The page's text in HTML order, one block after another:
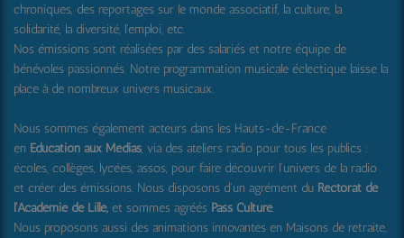
chroniques, des reportages sur le monde associatif, la culture, la
solidarité, la diversité, l'emploi, etc.
Nos émissions sont réalisées par des salariés et notre équipe de
bénévoles passionnés. Notre programmation musicale éclectique laisse la
place à de nombreux univers musicaux.
Nous sommes également acteurs dans les Hauts-de-France
en Education aux Médias, via des ateliers radio pour tous les publics :
écoles, collèges, lycées, assos, pour faire découvrir l'univers de la radio
et créer des émissions. Nous disposons d'un agrément du Rectorat de
l'Académie de Lille, et sommes agréés Pass Culture.
Nous proposons aussi des animations innovantes en Maisons de retraite,